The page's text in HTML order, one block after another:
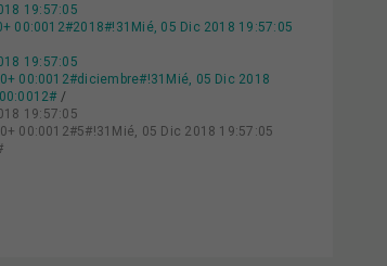
19:57:05
00:0012#2018#!31Mié, 05 Dic 2018 19:57:05
19:57:05
00:0012#diciembre#!31Mié, 05 Dic 2018
19:57:05
00:0012#5#!31Mié, 05 Dic 2018 19:57:05